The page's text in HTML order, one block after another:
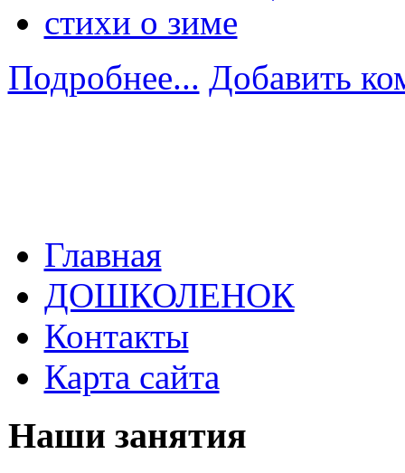
стихи о зиме
Подробнее... Добавить
Главная
ДОШКОЛЕНОК
Контакты
Карта сайта
Наши занятия